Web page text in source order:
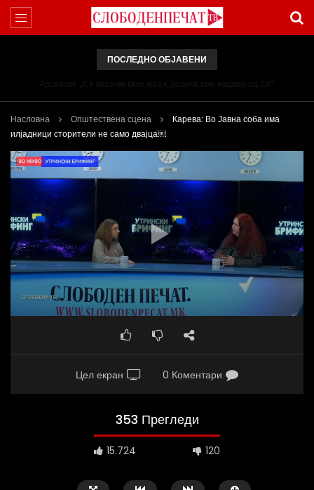
ПОСЛЕДНО ОБЈАВЕНИ
Насловна Општествена сцена
Карева: Во Јавна соба има
илјадници сторители не само двајца￼
Цел екран 0 Коментари
353 Прегледи
15.724 120